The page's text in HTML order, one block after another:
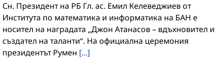
Сн. Президент на РБ Гл. ас. Емил Келеведжиев от
Института по математика и информатика на БАН е
носител на наградата „Джон Атанасов – вдъхновител и
създател на таланти“. На официална церемония
президентът Румен [...]